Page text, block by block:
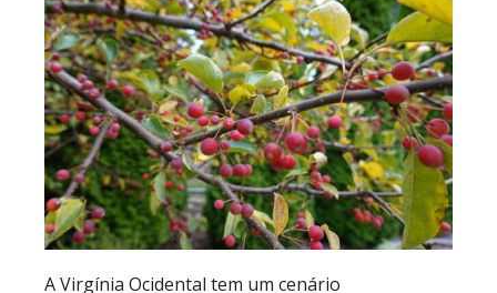
A Virgínia Ocidental tem um cenário